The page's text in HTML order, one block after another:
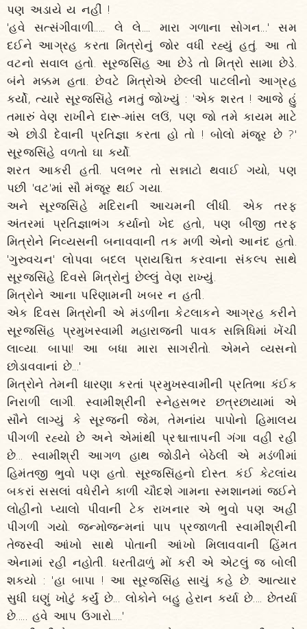
પણ અડાયે ય નહીં !
'હવે સત્સંગીવાળી..... લે લે.... મારા ગળાના સોગન...' સમ
દઈને આગ્રહ કરતા મિત્રોનું જોર વધી રહ્યું હતું. આ તો
વટનો સવાલ હતો. સૂરજસિંહ આ છેડે તો મિત્રો સામા છેડે.
બંને મક્કમ હતા. છેવટે મિત્રોએ છેલ્લી પાટલીનો આગ્રહ
કર્યો, ત્યારે સૂરજસિંહે નમતું જોખ્યું : 'એક શરત ! આજે હું
તમારું વેણ રાખીને દારૂ-માંસ લઉં, પણ જો તમે કાયમ માટે
એ છોડી દેવાની પ્રતિજ્ઞા કરતા હો તો ! બોલો મંજૂર છે ?'
સૂરજસિંહે વળતો ઘા કર્યો.
શરત આકરી હતી. પલભર તો સન્નાટો થવાઈ ગયો, પણ
પછી 'વટ'માં સૌ મંજૂર થઈ ગયા.
અને સૂરજસિંહે મદિરાની આચમની લીધી. એક તરફ
અંતરમાં પ્રતિજ્ઞાભંગ કર્યાનો ખેદ હતો, પણ બીજી તરફ
મિત્રોને નિવ્યસની બનાવવાની તક મળી એનો આનંદ હતો.
'ગુરુવચન' લોપવા બદલ પ્રાયશ્ચિત્ત કરવાના સંકલ્પ સાથે
સૂરજસિંહે દિવસે મિત્રોનું છેલ્લું વેણ રાખ્યું.
મિત્રોને આના પરિણામની ખબર ન હતી.
એક દિવસ મિત્રોની એ મંડળીના કેટલાકને આગ્રહ કરીને
સૂરજસિંહ પ્રમુખસ્વામી મહારાજની પાવક સન્નિધિમાં ખેંચી
લાવ્યા. બાપા! આ બધા મારા સાગરીતો. એમને વ્યસનો
છોડાવવાનાં છે...'
મિત્રોને તેમની ધારણા કરતાં પ્રમુખસ્વામીની પ્રતિભા કંઈક
નિરાળી લાગી. સ્વામીશ્રીની સ્નેહસભર છત્રછાયામાં એ
સૌને લાગ્યું કે સૂરજની જેમ, તેમનાંય પાપોનો હિમાલય
પીગળી રહ્યો છે અને એમાંથી પ્રશ્ચાત્તાપની ગંગા વહી રહી
છે... સ્વામીશ્રી આગળ હાથ જોડીને બેઠેલી એ મડંળીમાં
હિમંતજી ભુવો પણ હતો. સૂરજસિંહનો દોસ્ત. કંઈ કેટલાંય
બકરાં સસલાં વધેરીને કાળી ચૌદશે ગામના સ્મશાનમાં જઈને
લોહીનો પ્યાલો પીવાની ટેક રાખનાર એ ભુવો પણ અહીં
પીગળી ગયો. જન્મોજન્મનાં પાપ પ્રજાળતી સ્વામીશ્રીની
તેજસ્વી આંખો સાથે પોતાની આંખો મિલાવવાની હિંમત
એનામાં રહી નહોતી. ધરતીઢાળું મોં કરી એ એટલું જ બોલી
શક્યો : 'હા બાપા ! આ સૂરજસિંહ સાચું કહે છે. આત્યાર
સુધી ઘણું ખોટું કર્યું છે... લોકોને બહુ હેરાન કર્યા છે.... છેતર્યા
છે..... હવે આપ ઉગારો.....'